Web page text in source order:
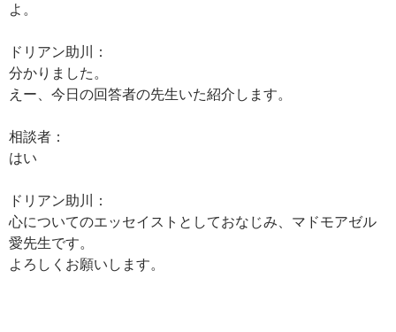
よ。
ドリアン助川：
分かりました。
えー、今日の回答者の先生いた紹介します。
相談者：
はい
ドリアン助川：
心についてのエッセイストとしておなじみ、マドモアゼル
愛先生です。
よろしくお願いします。